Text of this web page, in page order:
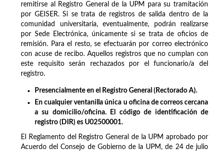
remitirse al Registro General de la UPM para su tramitación
por GEISER. Si se trata de registros de salida dentro de la
comunidad universitaria, eventualmente, podrán realizarse
por Sede Electrónica, únicamente si se trata de oficios de
remisión. Para el resto, se efectuarán por correo electrónico
con acuse de recibo. Aquellos registros que no cumplan con
este requisito serán rechazados por el funcionario/a del
registro.
Presencialmente en el Registro General (Rectorado A).
En cualquier ventanilla única u oficina de correos cercana
a su domicilio/oficina. El código de identificación de
registro (DIR) es U02500001.
El Reglamento del Registro General de la UPM aprobado por
Acuerdo del Consejo de Gobierno de la UPM, de 24 de julio